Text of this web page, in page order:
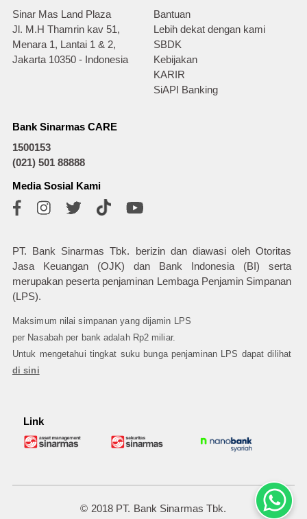
Sinar Mas Land Plaza
Jl. M.H Thamrin kav 51,
Menara 1, Lantai 1 & 2,
Jakarta 10350 - Indonesia
Bantuan
Lebih dekat dengan kami
SBDK
Kebijakan
KARIR
SiAPI Banking
Bank Sinarmas CARE
1500153
(021) 501 88888
Media Sosial Kami
PT. Bank Sinarmas Tbk. berizin dan diawasi oleh Otoritas
Jasa Keuangan (OJK) dan Bank Indonesia (BI) serta
merupakan peserta penjaminan Lembaga Penjamin Simpanan
(LPS).
Maksimum nilai simpanan yang dijamin LPS
per Nasabah per bank adalah Rp2 miliar.
Untuk mengetahui tingkat suku bunga penjaminan LPS dapat dilihat
di sini
Link
© 2018 PT. Bank Sinarmas Tbk.